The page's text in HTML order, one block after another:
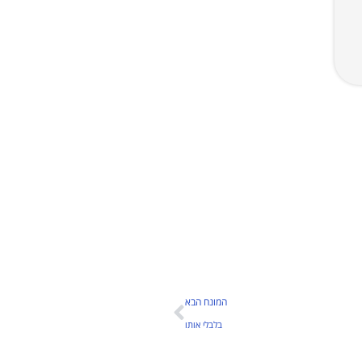
המונח הבא
בלבלי אותו